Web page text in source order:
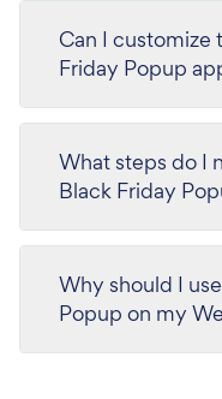
Can I customize
Friday Popup
What steps do I
Black Friday
Why should I
Popup on my